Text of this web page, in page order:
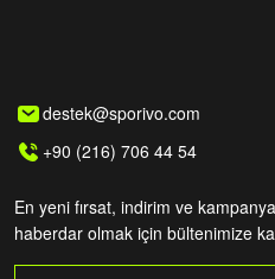
destek@sporivo.com
+90 (216) 706 44 54
En yeni fırsat, indirim ve
haberdar olmak için bültenimize